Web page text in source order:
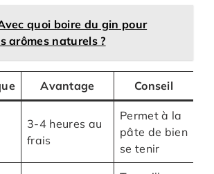
quoi boire du gin pour
arômes naturels ?
Avantage Conseil
3-4 heures au
frais
Permet à la
pâte de bien
se tenir